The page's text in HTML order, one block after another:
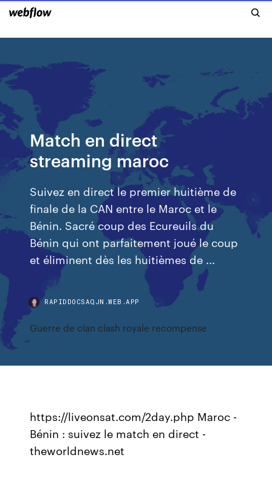
Match en direct
streaming maroc
Suivez en direct le premier huitième de
finale de la CAN entre le Maroc et le
Bénin. Sacré coup des Ecureuils du
Bénin qui ont parfaitement joué le coup
et éliminent dès les huitièmes de ...
RAPIDDOCSAQJN.WEB.APP
Guerre de clan clash royale recompense
https://liveonsat.com/2day.php Maroc -
Bénin : suivez le match en direct -
theworldnews.net